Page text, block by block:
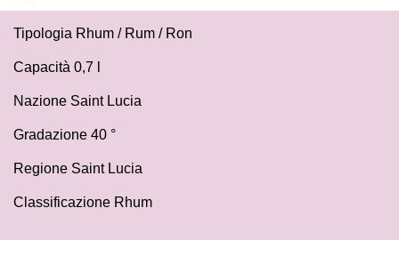
Tipologia Rhum / Rum / Ron
Capacità 0,7 l
Nazione Saint Lucia
Gradazione 40 °
Regione Saint Lucia
Classificazione Rhum